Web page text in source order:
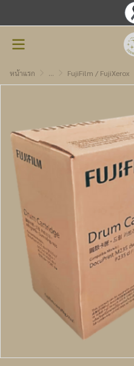
หน้าแรก ... FujiFilm / FujiXerox